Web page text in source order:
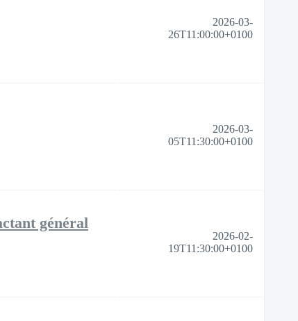
2026-03-
26T11:00:00+0100
2026-03-
05T11:30:00+0100
général
2026-02-
19T11:30:00+0100